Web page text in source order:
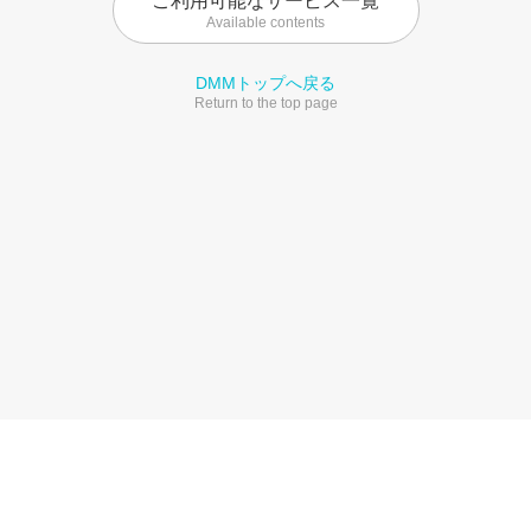
Available contents
DMMトップへ戻る
Return to the top page